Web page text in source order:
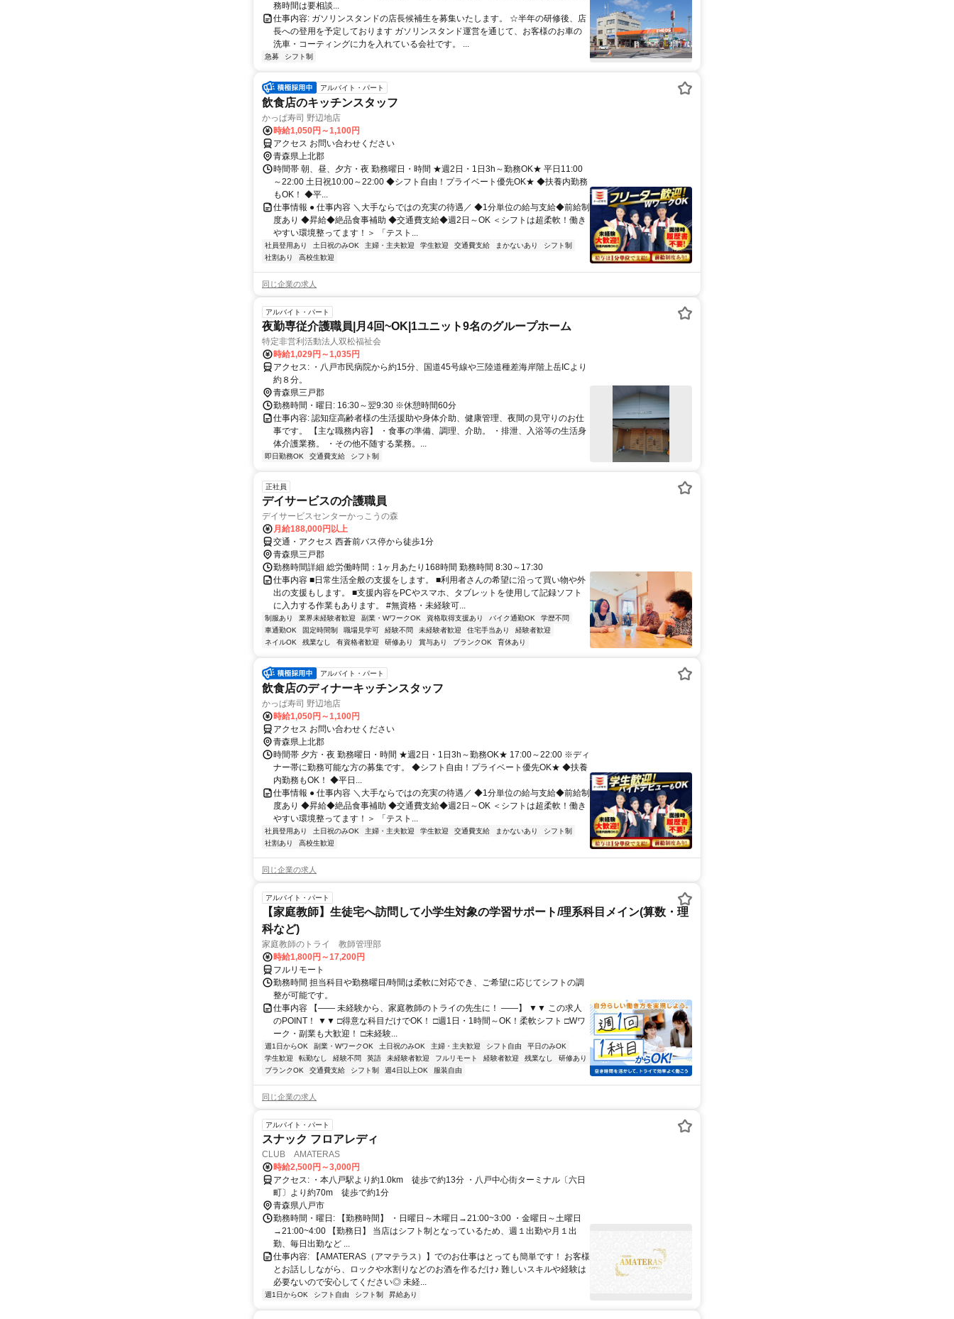
務時間は要相談...
仕事内容: ガソリンスタンドの店長候補生を募集いたします。 ☆半年の研修後、店
長への登用を予定しております ガソリンスタンド運営を通じて、お客様のお車の
洗車・コーティングに力を入れている会社です。 ...
急募 シフト制
アルバイト・パート
飲食店のキッチンスタッフ
かっぱ寿司 野辺地店
時給1,050円～1,100円
アクセス お問い合わせください
青森県上北郡
時間帯 朝、昼、夕方・夜 勤務曜日・時間 ★週2日・1日3h～勤務OK★ 平日11:00
～22:00 土日祝10:00～22:00 ◆シフト自由！プライベート優先OK★ ◆扶養内勤務
もOK！ ◆平...
仕事情報 ● 仕事内容 ＼大手ならではの充実の待遇／ ◆1分単位の給与支給◆前給制
度あり ◆昇給◆絶品食事補助 ◆交通費支給◆週2日～OK ＜シフトは超柔軟！働き
やすい環境整ってます！＞ 「テスト...
社員登用あり 土日祝のみOK 主婦・主夫歓迎 学生歓迎 交通費支給 まかないあり
シフト制
社割あり
高校生歓迎
同じ企業の求人
アルバイト・パート
夜勤専従介護職員|月4回~OK|1ユニット9名のグループホーム
特定非営利活動法人双松福祉会
時給1,029円～1,035円
アクセス: ・八戸市民病院から約15分、国道45号線や三陸道種差海岸階上岳ICより
約８分。
青森県三戸郡
勤務時間・曜日: 16:30～翌9:30 ※休憩時間60分
仕事内容: 認知症高齢者様の生活援助や身体介助、健康管理、夜間の見守りのお仕
事です。 【主な職務内容】 ・食事の準備、調理、介助。 ・排泄、入浴等の生活身
体介護業務。 ・その他不随する業務。...
即日勤務OK 交通費支給 シフト制
正社員
デイサービスの介護職員
デイサービスセンターかっこうの森
月給188,000円以上
交通・アクセス 西蒼前バス停から徒歩1分
青森県三戸郡
勤務時間詳細 総労働時間：1ヶ月あたり168時間 勤務時間 8:30～17:30
仕事内容 ■日常生活全般の支援をします。 ■利用者さんの希望に沿って買い物や外
出の支援もします。 ■支援内容をPCやスマホ、タブレットを使用して記録ソフト
に入力する作業もあります。 #無資格・未経験可...
制服あり 業界未経験者歓迎 副業・WワークOK 資格取得支援あり バイク通勤OK
学歴不問
車通勤OK
固定時間制 職場見学可 経験不問 未経験者歓迎 住宅手当あり
経験者歓迎
ネイルOK
残業なし 有資格者歓迎 研修あり 賞与あり ブランクOK 育休あり
アルバイト・パート
飲食店のディナーキッチンスタッフ
かっぱ寿司 野辺地店
時給1,050円～1,100円
アクセス お問い合わせください
青森県上北郡
時間帯 夕方・夜 勤務曜日・時間 ★週2日・1日3h～勤務OK★ 17:00～22:00 ※ディ
ナー帯に勤務可能な方の募集です。 ◆シフト自由！プライベート優先OK★ ◆扶養
内勤務もOK！ ◆平日...
仕事情報 ● 仕事内容 ＼大手ならではの充実の待遇／ ◆1分単位の給与支給◆前給制
度あり ◆昇給◆絶品食事補助 ◆交通費支給◆週2日～OK ＜シフトは超柔軟！働き
やすい環境整ってます！＞ 「テスト...
社員登用あり 土日祝のみOK 主婦・主夫歓迎 学生歓迎 交通費支給 まかないあり
シフト制
社割あり
高校生歓迎
同じ企業の求人
アルバイト・パート
【家庭教師】生徒宅へ訪問して小学生対象の学習サポート/理系科目メイン(算数・理
科など)
家庭教師のトライ 教師管理部
時給1,800円～17,200円
フルリモート
勤務時間 担当科目や勤務曜日/時間は柔軟に対応でき、ご希望に応じてシフトの調
整が可能です。
仕事内容 【―― 未経験から、家庭教師のトライの先生に！ ――】 ▼▼ この求人
のPOINT！ ▼▼ □得意な科目だけでOK！ □週1日・1時間～OK！柔軟シフト □Wワ
ーク・副業も大歓迎！ □未経験...
週1日からOK 副業・WワークOK 土日祝のみOK 主婦・主夫歓迎 シフト自由
平日のみOK
学生歓迎
転勤なし 経験不問 英語 未経験者歓迎 フルリモート 経験者歓迎 残業なし
研修あり
ブランクOK
交通費支給 シフト制 週4日以上OK 服装自由
同じ企業の求人
アルバイト・パート
スナック フロアレディ
CLUB AMATERAS
時給2,500円～3,000円
アクセス: ・本八戸駅より約1.0km 徒歩で約13分 ・八戸中心街ターミナル〔六日
町〕より約70m 徒歩で約1分
青森県八戸市
勤務時間・曜日: 【勤務時間】 ・日曜日～木曜日→21:00~3:00 ・金曜日～土曜日
→21:00~4:00 【勤務日】 当店はシフト制となっているため、週１出勤や月１出
勤、毎日出勤など ...
仕事内容: 【AMATERAS（アマテラス）】でのお仕事はとっても簡単です！ お客様
とお話ししながら、ロックや水割りなどのお酒を作るだけ♪ 難しいスキルや経験は
必要ないので安心してください◎ 未経...
週1日からOK シフト自由 シフト制 昇給あり